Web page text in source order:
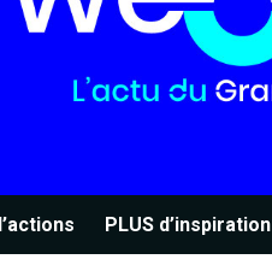
PLUS d’inspiration